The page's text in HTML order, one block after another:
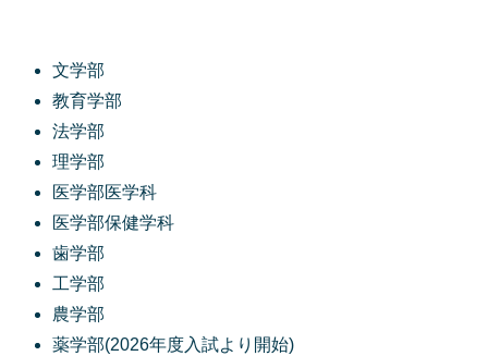
文学部
教育学部
法学部
理学部
医学部医学科
医学部保健学科
歯学部
工学部
農学部
薬学部(2026年度入試より開始)